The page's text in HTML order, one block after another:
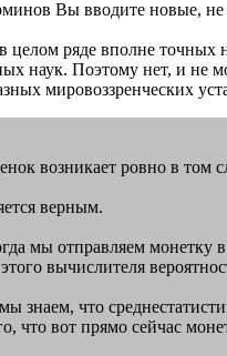
Вы вводите новые,
ряде вполне
наук. Поэтому нет, и не
мировоззренческих
возникает ровно в том
верным.
мы отправляем
вычислителя
что
что вот прямо сейчас